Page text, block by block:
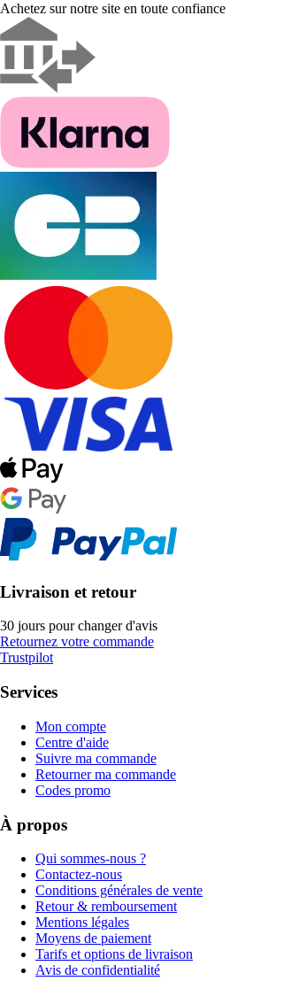
Achetez sur notre site en toute confiance
Livraison et retour
30 jours pour changer d'avis
Retournez votre commande
Trustpilot
Services
Mon compte
Centre d'aide
Suivre ma commande
Retourner ma commande
Codes promo
À propos
Qui sommes-nous ?
Contactez-nous
Conditions générales de vente
Retour & remboursement
Mentions légales
Moyens de paiement
Tarifs et options de livraison
Avis de confidentialité